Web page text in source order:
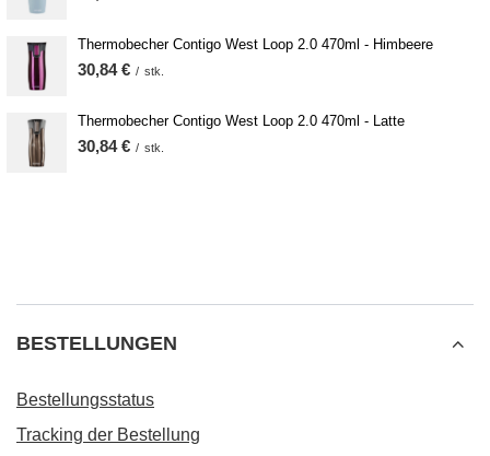
Thermobecher Contigo West Loop 2.0 470ml - Himbeere
30,84 € / stk.
Thermobecher Contigo West Loop 2.0 470ml - Latte
30,84 € / stk.
BESTELLUNGEN
Bestellungsstatus
Tracking der Bestellung